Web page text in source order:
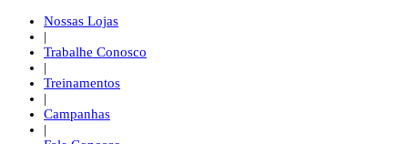
Nossas Lojas
|
Trabalhe Conosco
|
Treinamentos
|
Campanhas
|